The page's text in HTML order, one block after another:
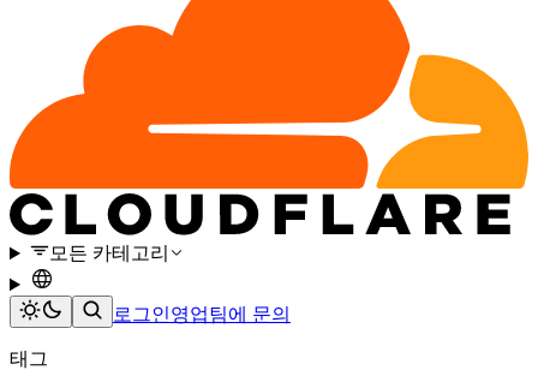
모든 카테고리
로그인영업팀에 문의
태그